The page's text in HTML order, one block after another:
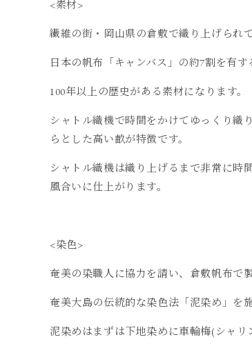
<素材>
繊維の街・岡山県の倉敷で織り上げられて
日本の帆布「キャンバス」の約7割を有
100年以上の歴史がある素材になります。
シャトル織機で時間をかけてゆっくり織
らとした高い畝が特徴です。
シャトル織機は織り上げるまで非常に時
風合いに仕上がります。
<染色>
奄美の染職人に協力を請い、倉敷帆布で
奄美大島の伝統的な染色法「泥染め」を
泥染めはまずは下地染めに車輪梅(シャリ